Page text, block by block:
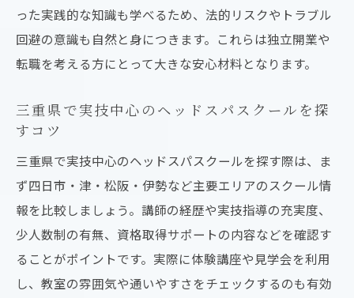
った実践的な知識も学べるため、法的リスクやトラブル
回避の意識も自然と身につきます。これらは独立開業や
転職を考える方にとって大きな安心材料となります。
三重県で実技中心のヘッドスパスクールを探
すコツ
三重県で実技中心のヘッドスパスクールを探す際は、ま
ず四日市・津・松阪・伊勢など主要エリアのスクール情
報を比較しましょう。講師の経歴や実技指導の充実度、
少人数制の有無、資格取得サポートの内容などを確認す
ることがポイントです。実際に体験講座や見学会を利用
し、教室の雰囲気や通いやすさをチェックするのも有効